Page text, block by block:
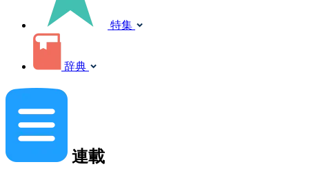
特集
辞典
連載